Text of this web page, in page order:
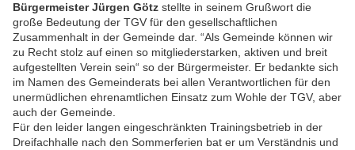
Bürgermeister Jürgen Götz stellte in seinem Grußwort die
große Bedeutung der TGV für den gesellschaftlichen
Zusammenhalt in der Gemeinde dar. “Als Gemeinde können wir
zu Recht stolz auf einen so mitgliederstarken, aktiven und breit
aufgestellten Verein sein“ so der Bürgermeister. Er bedankte sich
im Namen des Gemeinderats bei allen Verantwortlichen für den
unermüdlichen ehrenamtlichen Einsatz zum Wohle der TGV, aber
auch der Gemeinde.
Für den leider langen eingeschränkten Trainingsbetrieb in der
Dreifachhalle nach den Sommerferien bat er um Verständnis und